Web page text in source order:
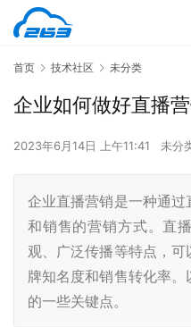
首页 技术社区 未分类
企业如何做好直播营
2023年6月14日 上午11:41 未分
企业直播营销是一种通
和销售的营销方式。直
观、广泛传播等特点，
牌知名度和销售转化率
的一些关键点。